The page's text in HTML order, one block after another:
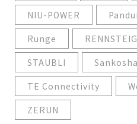
NIU-POWER
Runge
RENNSTEIG
STAUBLI
Sankosha
TE Connectivity
ZERUN